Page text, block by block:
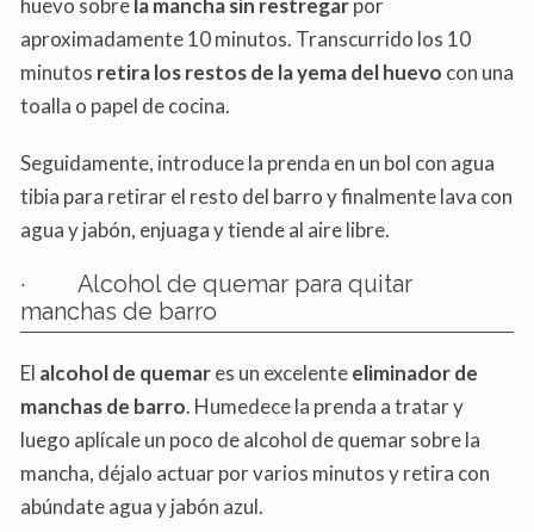
huevo sobrela mancha sin restregarpor
aproximadamente 10 minutos. Transcurrido los 10
minutos retira los restos de la yema del huevo con una
toalla o papel de cocina.
Seguidamente, introduce la prenda en un bol con agua
tibia para retirar el resto del barro y finalmente lava con
agua y jabón, enjuaga y tiende al aire libre.
· Alcohol de quemar para quitar
manchas de barro
El alcohol de quemares un excelenteeliminador de
manchas de barro. Humedece la prenda a tratar y
luego aplícale un poco de alcohol de quemar sobre la
mancha, déjalo actuar por varios minutos y retira con
abúndate agua y jabón azul.